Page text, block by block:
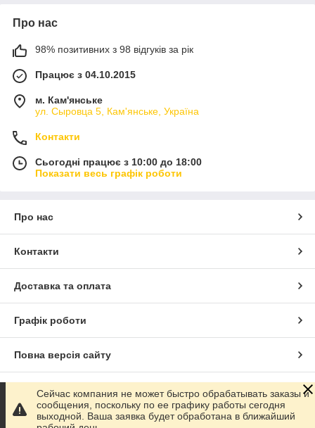
Про нас
98% позитивних з 98 відгуків за рік
Працює з 04.10.2015
м. Кам'янське
ул. Сыровца 5, Кам'янське, Україна
Контакти
Сьогодні працює з 10:00 до 18:00
Показати весь графік роботи
Про нас
Контакти
Доставка та оплата
Графік роботи
Повна версія сайту
Сайт створено на маркетплейсі Prom.ua
Політика конфіденційності
Сейчас компания не может быстро обрабатывать заказы и
сообщения, поскольку по ее графику работы сегодня
выходной. Ваша заявка будет обработана в ближайший